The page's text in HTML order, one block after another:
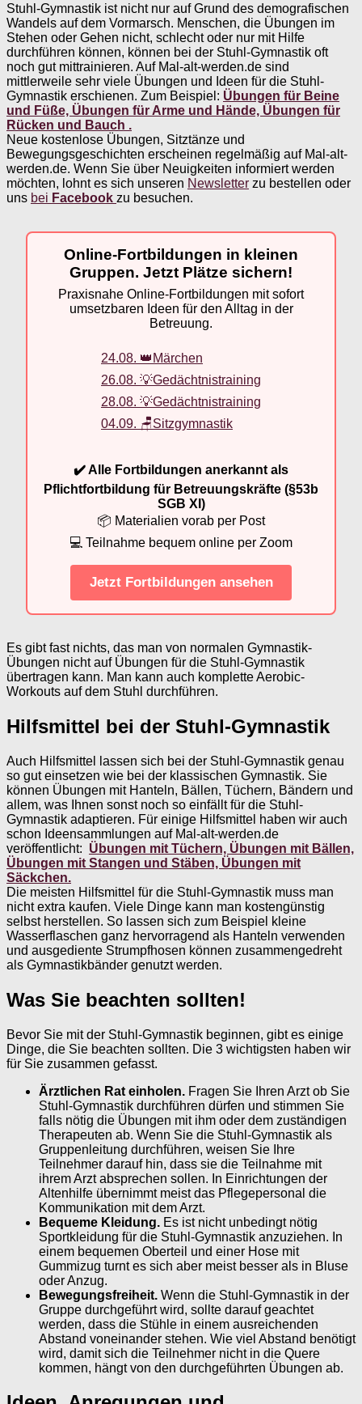
Stuhl-Gymnastik ist nicht nur auf Grund des demografischen
Wandels auf dem Vormarsch. Menschen, die Übungen im
Stehen oder Gehen nicht, schlecht oder nur mit Hilfe
durchführen können, können bei der Stuhl-Gymnastik oft
noch gut mittrainieren. Auf Mal-alt-werden.de sind
mittlerweile sehr viele Übungen und Ideen für die Stuhl-
Gymnastik erschienen. Zum Beispiel: Übungen für Beine
und Füße, Übungen für Arme und Hände, Übungen für
Rücken und Bauch .
Neue kostenlose Übungen, Sitztänze und
Bewegungsgeschichten erscheinen regelmäßig auf Mal-alt-
werden.de. Wenn Sie über Neuigkeiten informiert werden
möchten, lohnt es sich unseren Newsletter zu bestellen oder
uns bei Facebook zu besuchen.
Online-Fortbildungen in kleinen
Gruppen. Jetzt Plätze sichern!
Praxisnahe Online-Fortbildungen mit sofort
umsetzbaren Ideen für den Alltag in der
Betreuung.
24.08. 👑Märchen
26.08. 💡Gedächtnistraining
28.08. 💡Gedächtnistraining
04.09. 🪑Sitzgymnastik
✔️ Alle Fortbildungen anerkannt als
Pflichtfortbildung für Betreuungskräfte (§53b
SGB XI)
📦 Materialien vorab per Post
💻 Teilnahme bequem online per Zoom
Jetzt Fortbildungen ansehen
Es gibt fast nichts, das man von normalen Gymnastik-
Übungen nicht auf Übungen für die Stuhl-Gymnastik
übertragen kann. Man kann auch komplette Aerobic-
Workouts auf dem Stuhl durchführen.
Hilfsmittel bei der Stuhl-Gymnastik
Auch Hilfsmittel lassen sich bei der Stuhl-Gymnastik genau
so gut einsetzen wie bei der klassischen Gymnastik. Sie
können Übungen mit Hanteln, Bällen, Tüchern, Bändern und
allem, was Ihnen sonst noch so einfällt für die Stuhl-
Gymnastik adaptieren. Für einige Hilfsmittel haben wir auch
schon Ideensammlungen auf Mal-alt-werden.de
veröffentlicht: Übungen mit Tüchern, Übungen mit Bällen,
Übungen mit Stangen und Stäben, Übungen mit
Säckchen.
Die meisten Hilfsmittel für die Stuhl-Gymnastik muss man
nicht extra kaufen. Viele Dinge kann man kostengünstig
selbst herstellen. So lassen sich zum Beispiel kleine
Wasserflaschen ganz hervorragend als Hanteln verwenden
und ausgediente Strumpfhosen können zusammengedreht
als Gymnastikbänder genutzt werden.
Was Sie beachten sollten!
Bevor Sie mit der Stuhl-Gymnastik beginnen, gibt es einige
Dinge, die Sie beachten sollten. Die 3 wichtigsten haben wir
für Sie zusammen gefasst.
Ärztlichen Rat einholen. Fragen Sie Ihren Arzt ob Sie
Stuhl-Gymnastik durchführen dürfen und stimmen Sie
falls nötig die Übungen mit ihm oder dem zuständigen
Therapeuten ab. Wenn Sie die Stuhl-Gymnastik als
Gruppenleitung durchführen, weisen Sie Ihre
Teilnehmer darauf hin, dass sie die Teilnahme mit
ihrem Arzt absprechen sollen. In Einrichtungen der
Altenhilfe übernimmt meist das Pflegepersonal die
Kommunikation mit dem Arzt.
Bequeme Kleidung. Es ist nicht unbedingt nötig
Sportkleidung für die Stuhl-Gymnastik anzuziehen. In
einem bequemen Oberteil und einer Hose mit
Gummizug turnt es sich aber meist besser als in Bluse
oder Anzug.
Bewegungsfreiheit. Wenn die Stuhl-Gymnastik in der
Gruppe durchgeführt wird, sollte darauf geachtet
werden, dass die Stühle in einem ausreichenden
Abstand voneinander stehen. Wie viel Abstand benötigt
wird, damit sich die Teilnehmer nicht in die Quere
kommen, hängt von den durchgeführten Übungen ab.